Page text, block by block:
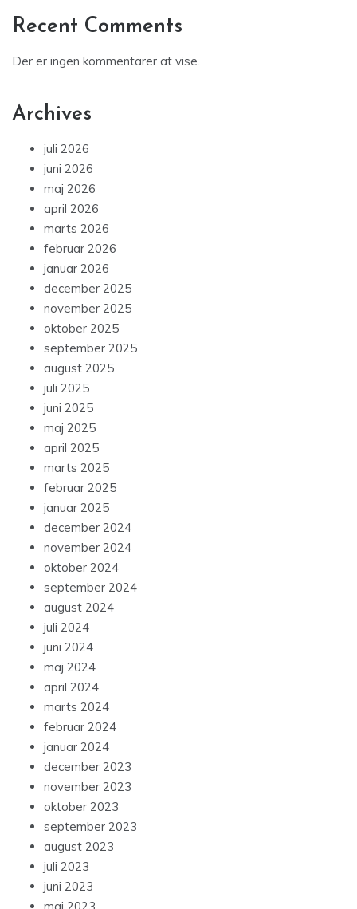
Recent Comments
Der er ingen kommentarer at vise.
Archives
juli 2026
juni 2026
maj 2026
april 2026
marts 2026
februar 2026
januar 2026
december 2025
november 2025
oktober 2025
september 2025
august 2025
juli 2025
juni 2025
maj 2025
april 2025
marts 2025
februar 2025
januar 2025
december 2024
november 2024
oktober 2024
september 2024
august 2024
juli 2024
juni 2024
maj 2024
april 2024
marts 2024
februar 2024
januar 2024
december 2023
november 2023
oktober 2023
september 2023
august 2023
juli 2023
juni 2023